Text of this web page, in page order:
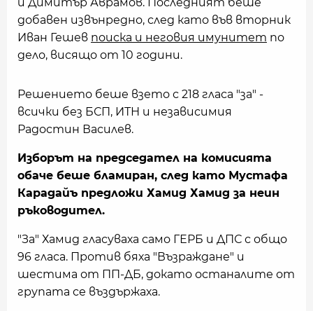
добавен извънредно, след като във вторник
Иван Гешев поиска и неговия имунитет по
дело, висящо от 10 години.
Решението беше взето с 218 гласа "за" -
всички без БСП, ИТН и независимия
Радостин Василев.
Изборът на председател на комисията
обаче беше бламиран, след като Мустафа
Карадайъ предложи Хамид Хамид за неин
ръководител.
"За" Хамид гласуваха само ГЕРБ и ДПС с общо
96 гласа. Против бяха "Възраждане" и
шестима от ПП-ДБ, докато останалите от
групата се въздържаха.